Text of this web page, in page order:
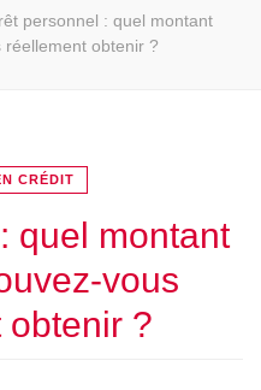
personnel : quel montant
obtenir ?
CRÉDIT
quel montant
vous
obtenir ?